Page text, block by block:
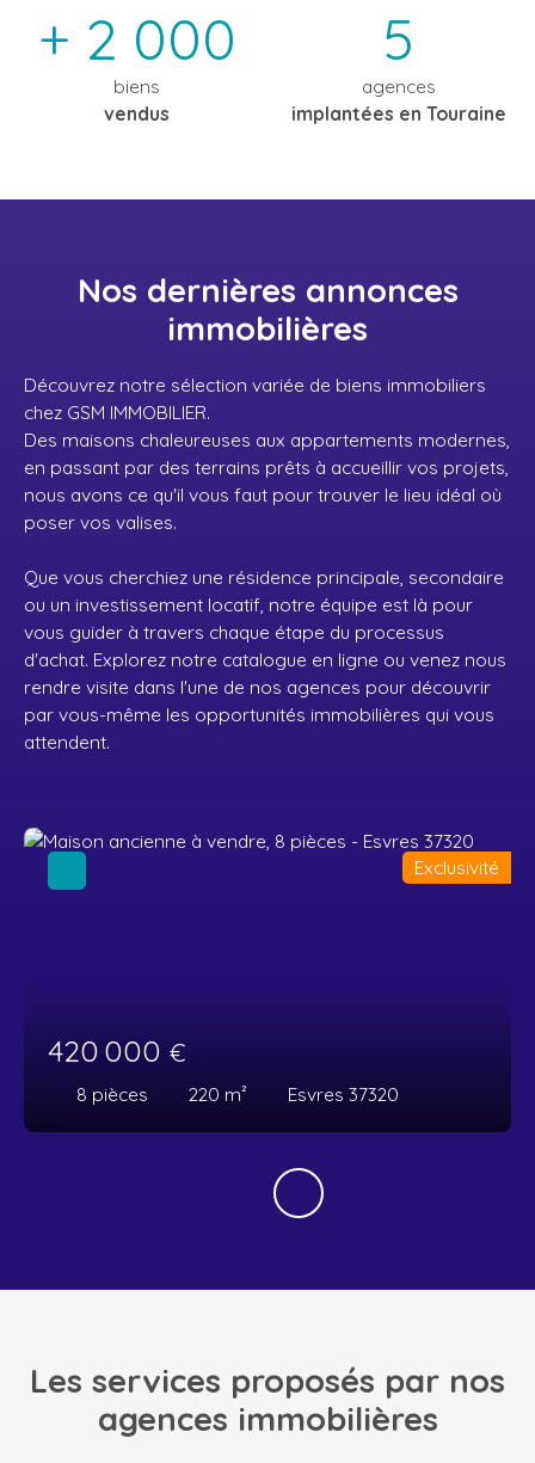
+ 2 000
biens
vendus
5
agences
implantées en Touraine
Nos dernières annonces
immobilières
Découvrez notre sélection variée de biens immobiliers
chez GSM IMMOBILIER.
Des maisons chaleureuses aux appartements modernes,
en passant par des terrains prêts à accueillir vos projets,
nous avons ce qu'il vous faut pour trouver le lieu idéal où
poser vos valises.
Que vous cherchiez une résidence principale, secondaire
ou un investissement locatif, notre équipe est là pour
vous guider à travers chaque étape du processus
d'achat. Explorez notre catalogue en ligne ou venez nous
rendre visite dans l'une de nos agences pour découvrir
par vous-même les opportunités immobilières qui vous
attendent.
420 000 €
8 pièces 220 m² Esvres 37320
Exclusivité
Les services proposés par nos
agences immobilières